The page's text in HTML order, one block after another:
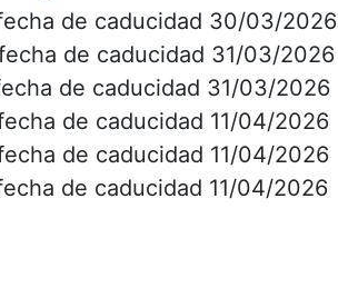
de caducidad 30/03/2026
de caducidad 31/03/2026
de caducidad 31/03/2026
de caducidad 11/04/2026
de caducidad 11/04/2026
de caducidad 11/04/2026